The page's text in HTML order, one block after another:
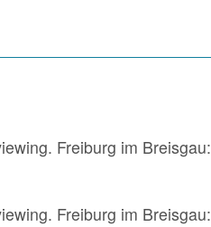
Freiburg im Breisgau:
Freiburg im Breisgau: